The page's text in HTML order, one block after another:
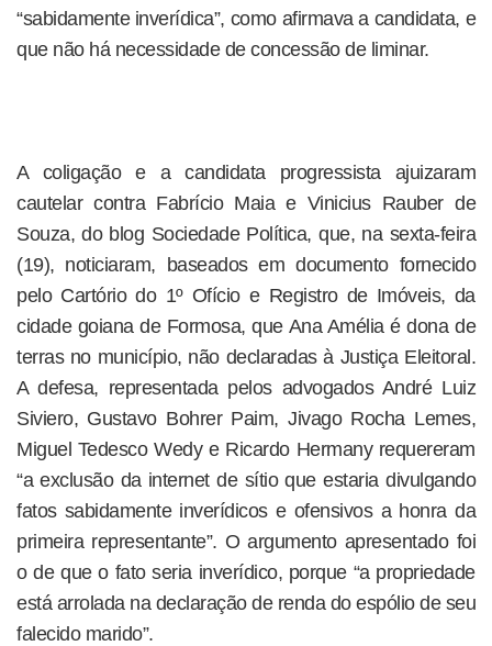
“sabidamente inverídica”, como afirmava a candidata, e
que não há necessidade de concessão de liminar.
A coligação e a candidata progressista ajuizaram
cautelar contra Fabrício Maia e Vinicius Rauber de
Souza, do blog Sociedade Política, que, na sexta-feira
(19), noticiaram, baseados em documento fornecido
pelo Cartório do 1º Ofício e Registro de Imóveis, da
cidade goiana de Formosa, que Ana Amélia é dona de
terras no município, não declaradas à Justiça Eleitoral.
A defesa, representada pelos advogados André Luiz
Siviero, Gustavo Bohrer Paim, Jivago Rocha Lemes,
Miguel Tedesco Wedy e Ricardo Hermany requereram
“a exclusão da internet de sítio que estaria divulgando
fatos sabidamente inverídicos e ofensivos a honra da
primeira representante”. O argumento apresentado foi
o de que o fato seria inverídico, porque “a propriedade
está arrolada na declaração de renda do espólio de seu
falecido marido”.